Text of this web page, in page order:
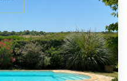
Actualités
Mes
favoris
Mon